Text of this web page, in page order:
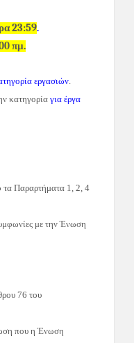
23:59.
πμ.
εργασιών.
κατηγορίαγια έργα
τα Παραρτήματα 1, 2, 4
με την Ένωση
76 του
που η Ένωση